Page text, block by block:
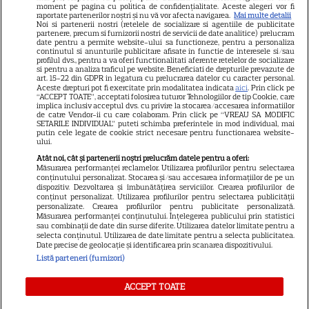
Libertatea pentru femei
GSP
Știri mondene
Avantaje
Elle
Unica
Retete practice
URMĂREȘTE-NE PE
Copyright2026Ringier Romania – Toate Drepturile rezervate
moment pe pagina cu politica de confidențialitate. Aceste alegeri vor fi
raportate partenerilor noștri și nu vă vor afecta navigarea. Mai multe detalii
Noi si partenerii nostri (retelele de socializare si agentiile de publicitate
partenere, precum si furnizorii nostri de servicii de date analitice) prelucram
date pentru a permite website-ului sa functioneze, pentru a personaliza
continutul si anunturile publicitare afisate in functie de interesele si/sau
profilul dvs., pentru a va oferi functionalitati aferente retelelor de socializare
si pentru a analiza traficul pe website. Beneficiati de drepturile prevazute de
art. 15-22 din GDPR in legatura cu prelucrarea datelor cu caracter personal.
Aceste drepturi pot fi exercitate prin modalitatea indicataaici. Prin click pe
“ACCEPT TOATE”, acceptati folosirea tuturor Tehnologiilor de tip Cookie, care
implica inclusiv acceptul dvs. cu privire la stocarea/accesarea informatiilor
de catre Vendor-ii cu care colaboram. Prin click pe “VREAU SA MODIFIC
SETARILE INDIVIDUAL” puteti schimba preferintele in mod individual, mai
putin cele legate de cookie strict necesare pentru functionarea website-
ului.
Atât noi, cât și partenerii noștri prelucrăm datele pentru a oferi:
Măsurarea performanței reclamelor. Utilizarea profilurilor pentru selectarea
conținutului personalizat. Stocarea și/sau accesarea informațiilor de pe un
dispozitiv. Dezvoltarea și îmbunătățirea serviciilor. Crearea profilurilor de
conținut personalizat. Utilizarea profilurilor pentru selectarea publicității
personalizate. Crearea profilurilor pentru publicitate personalizată.
Măsurarea performanței conținutului. Înțelegerea publicului prin statistici
sau combinații de date din surse diferite. Utilizarea datelor limitate pentru a
selecta conținutul. Utilizarea de date limitate pentru a selecta publicitatea.
Date precise de geolocație și identificarea prin scanarea dispozitivului.
Listă parteneri (furnizori)
ACCEPT TOATE